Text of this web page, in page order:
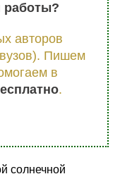
работы?
авторов
Пишем
в
.
солнечной